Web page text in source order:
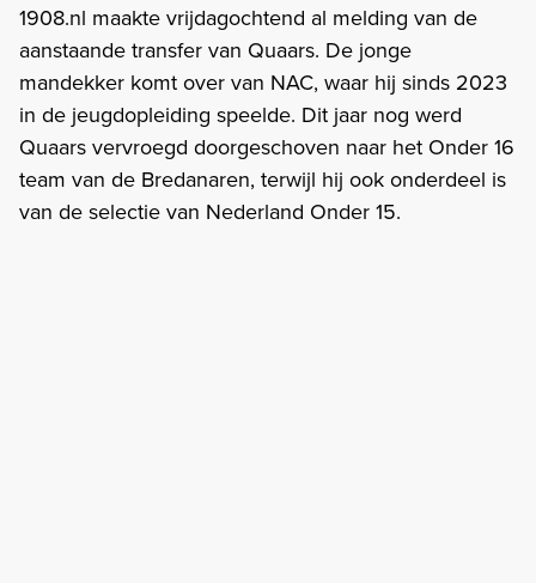
1908.nl maakte vrijdagochtend al melding van de
aanstaande transfer van Quaars. De jonge
mandekker komt over van NAC, waar hij sinds 2023
in de jeugdopleiding speelde. Dit jaar nog werd
Quaars vervroegd doorgeschoven naar het Onder 16
team van de Bredanaren, terwijl hij ook onderdeel is
van de selectie van Nederland Onder 15.